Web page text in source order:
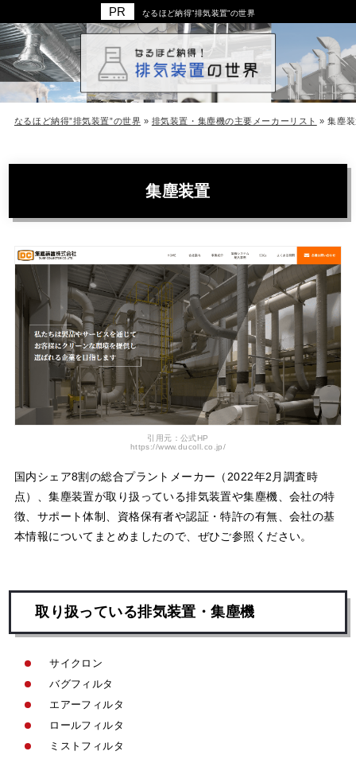
なるほど納得”排気装置”の世界
なるほど納得”排気装置”の世界 » 排気装置・集塵機の主要メーカーリスト »集塵
集塵装置
引用元：公式HP
https://www.ducoll.co.jp/
国内シェア8割の総合プラントメーカー（2022年2月調査時
点）、集塵装置が取り扱っている排気装置や集塵機、会社の特
徴、サポート体制、資格保有者や認証・特許の有無、会社の基
本情報についてまとめましたので、ぜひご参照ください。
取り扱っている排気装置・集塵機
サイクロン
バグフィルタ
エアーフィルタ
ロールフィルタ
ミストフィルタ